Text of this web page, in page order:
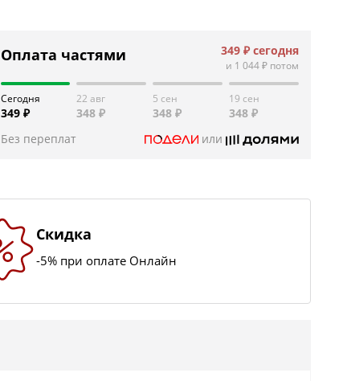
Оплата частями 349 ₽сегодня
и 1 044 ₽потом
Сегодня
349 ₽
22 авг
348 ₽
5 сен
348 ₽
19 сен
348 ₽
Без переплат
или
Скидка
-5% при оплате Онлайн